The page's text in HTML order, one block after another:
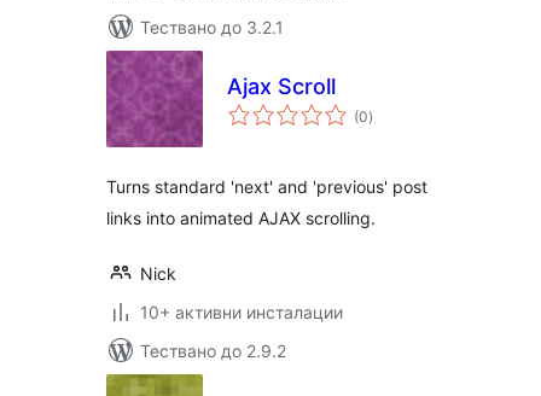
Тествано до 3.2.1
Ajax Scroll
(0общо
оценки
)
Turns standard 'next' and 'previous' post
links into animated AJAX scrolling.
Nick
10+ активни инсталации
Тествано до 2.9.2